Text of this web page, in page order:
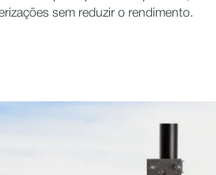
sem reduzir o rendimento.